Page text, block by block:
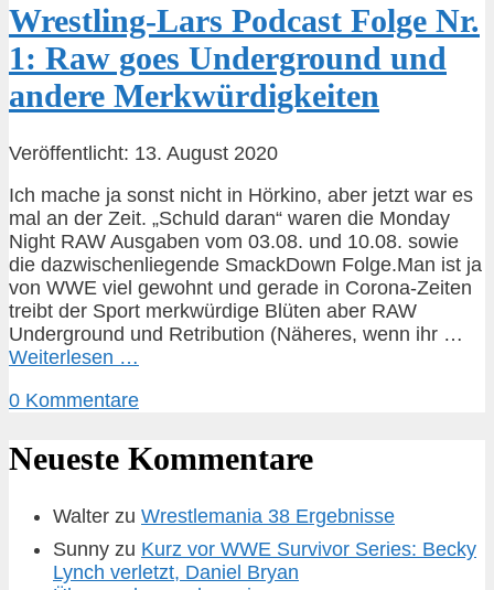
Wrestling-Lars Podcast Folge Nr.
1: Raw goes Underground und
andere Merkwürdigkeiten
Veröffentlicht: 13. August 2020
Ich mache ja sonst nicht in Hörkino, aber jetzt war es
mal an der Zeit. „Schuld daran“ waren die Monday
Night RAW Ausgaben vom 03.08. und 10.08. sowie
die dazwischenliegende SmackDown Folge.Man ist ja
von WWE viel gewohnt und gerade in Corona-Zeiten
treibt der Sport merkwürdige Blüten aber RAW
Underground und Retribution (Näheres, wenn ihr …
Weiterlesen …
0 Kommentare
Neueste Kommentare
Walter zu Wrestlemania 38 Ergebnisse
Sunny zu Kurz vor WWE Survivor Series: Becky
Lynch verletzt, Daniel Bryan